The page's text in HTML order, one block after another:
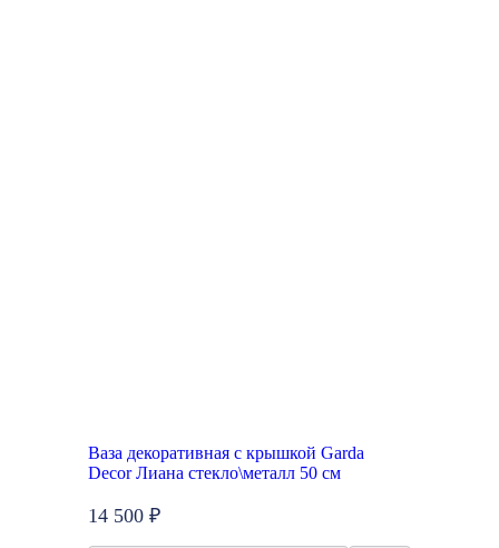
Ваза декоративная с крышкой Garda
Decor Лиана стекло\металл 50 см
14 500 ₽